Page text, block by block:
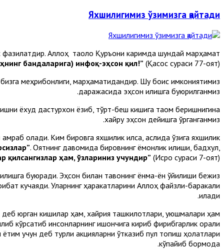
Яхшилигимиз ўзимизга қайтади
фазилатдир. Аллоҳ таоло Қуръони каримда шундай марҳамат
бандаларига) инфоқ-эҳсон қил!” (Қасос сураси 77-оят)
меҳрибонлиги, марҳаматидандир. Шу боис имкониятимиз
даражасида эҳсон қилишга буюрилганмиз.
ёхуд дастурхон ёзиб, тўрт-беш кишига таом беришнигина
хайру эҳсон дейишга ўрганганмиз.
олади. Ким бировга яхшилик қилса, аслида ўзига яхшилик
. Оятнинг давомида бировнинг ёмонлик қилиши, бадхулқ,
қилсангизлар ҳам, ўзлариниз учундир” (Исро сураси 7-оят).
буюради. Эҳсон билан тақвонинг ёнма-ён қўйилиши бежиз
кучаяди. Уларнинг ҳаракатларини Аллоҳ файзли-баракали
қилади.
деб юрган кишилар ҳам, хайрия ташкилотлари, уюшмалари ҳам
кўрсатиб инсонларнинг ишончига кириб фирибгарлик орқали
учун деб турли акцияларни ўтказиб пул топиш ҳолатлари
кўпайиб бормоқда.